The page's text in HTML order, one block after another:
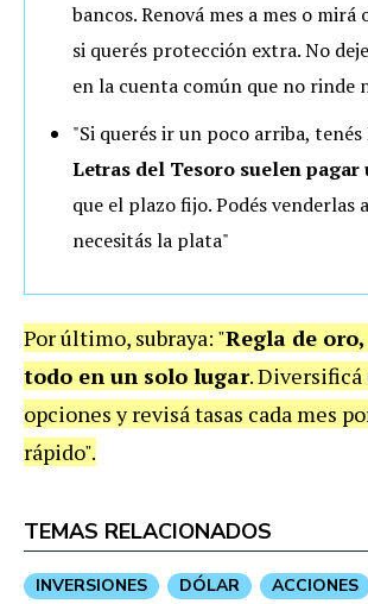
bancos. Renová mes a mes o mirá
si querés protección extra. No
en la cuenta común que no rinde
"Si querés ir un poco arriba, tenés
Letras del Tesoro suelen pagar
que el plazo fijo. Podés venderlas
necesitás la plata"
Por último, subraya: "Regla de
todo en un solo lugar. Diversificá
opciones y revisá tasas cada mes
rápido".
TEMAS RELACIONADOS
INVERSIONES DÓLAR ACCIONES